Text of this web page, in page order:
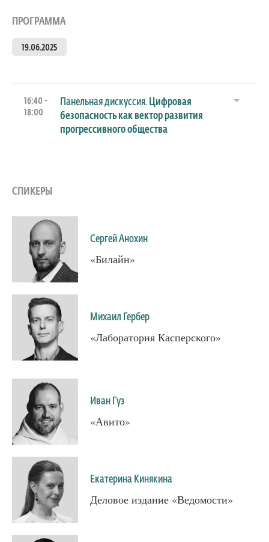
ПРОГРАММА
19.06.2025
16:40 -
18:00
Панельная дискуссия. Цифровая
безопасность как вектор развития
прогрессивного общества
СПИКЕРЫ
Сергей Анохин
«Билайн»
Михаил Гербер
«Лаборатория Касперского»
Иван Гуз
«Авито»
Екатерина Кинякина
Деловое издание «Ведомости»